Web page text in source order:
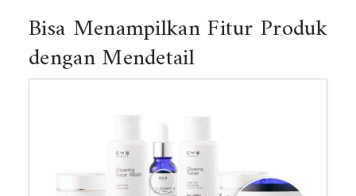
Bisa Menampilkan Fitur Produk
dengan Mendetail